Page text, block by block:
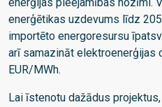
enerģijas pieejamības nozīmi.
enerģētikas uzdevums līdz
importēto energoresursu
arī samazināt elektroenerģijas
EUR/MWh.
Lai īstenotu dažādus